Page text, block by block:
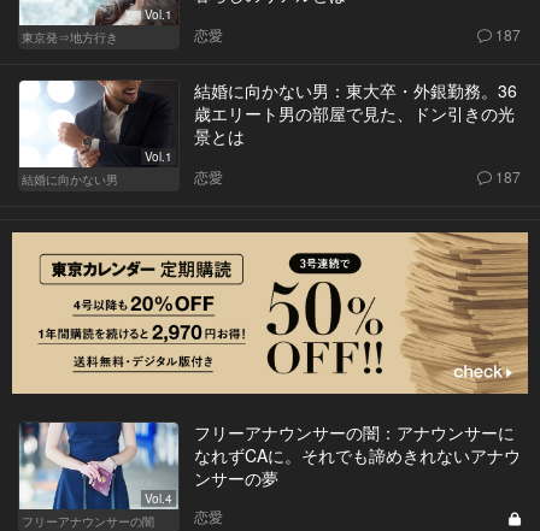
Vol.1
東京発⇒地方行き
恋愛 187
Vol.1
結婚に向かない男
結婚に向かない男：東大卒・外銀勤務。36
歳エリート男の部屋で見た、ドン引きの光
景とは
恋愛 187
Vol.4
フリーアナウンサーの闇
フリーアナウンサーの闇：アナウンサーに
なれずCAに。それでも諦めきれないアナウ
ンサーの夢
恋愛